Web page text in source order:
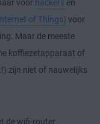
voor hackers en
of Things) voor
Maar de meeste
koffiezetapparaat of
zijn niet of nauwelijks
de wifi-router